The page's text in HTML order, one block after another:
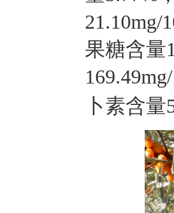
21.10mg/
果糖含量
169.49m
卜素含量